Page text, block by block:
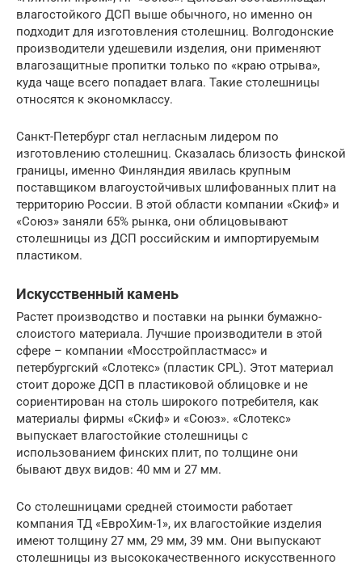
влагостойкого ДСП выше обычного, но именно он
подходит для изготовления столешниц. Волгодонские
производители удешевили изделия, они применяют
влагозащитные пропитки только по «краю отрыва»,
куда чаще всего попадает влага. Такие столешницы
относятся к экономклассу.
Санкт-Петербург стал негласным лидером по
изготовлению столешниц. Сказалась близость финской
границы, именно Финляндия явилась крупным
поставщиком влагоустойчивых шлифованных плит на
территорию России. В этой области компании «Скиф» и
«Союз» заняли 65% рынка, они облицовывают
столешницы из ДСП российским и импортируемым
пластиком.
Искусственный камень
Растет производство и поставки на рынки бумажно-
слоистого материала. Лучшие производители в этой
сфере – компании «Мосстройпластмасс» и
петербургский «Слотекс» (пластик CPL). Этот материал
стоит дороже ДСП в пластиковой облицовке и не
сориентирован на столь широкого потребителя, как
материалы фирмы «Скиф» и «Союз». «Слотекс»
выпускает влагостойкие столешницы с
использованием финских плит, по толщине они
бывают двух видов: 40 мм и 27 мм.
Со столешницами средней стоимости работает
компания ТД «ЕвроХим-1», их влагостойкие изделия
имеют толщину 27 мм, 29 мм, 39 мм. Они выпускают
столешницы из высококачественного искусственного